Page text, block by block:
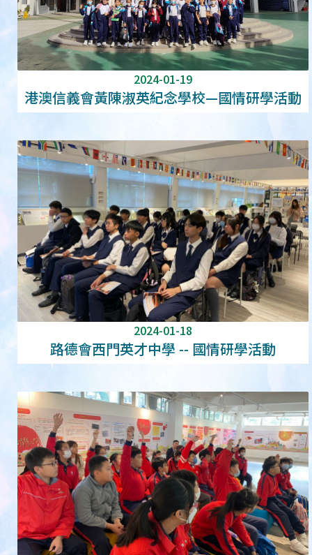
2024-01-19
港澳信義會黃陳淑英紀念學校—國情研學活動
2024-01-18
路德會西門英才中學 -- 國情研學活動